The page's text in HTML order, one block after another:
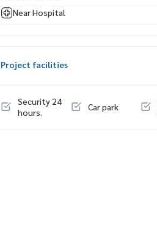
🌿 ไลฟ์สไตล์เหนือระดับ
✅ ความเป็นส่วนตัวสูง
✅ เหมาะสำหรับผู้อยู่อาศัยระดับพรีเมียม /
📞 093-1681685 065-5639565
Near Hospital
Project facilities
Security 24
hours.
Car park